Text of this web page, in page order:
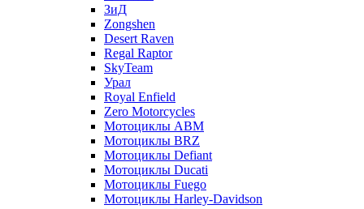
ЗиД
Zongshen
Desert Raven
Regal Raptor
SkyTeam
Урал
Royal Enfield
Zero Motorcycles
Мотоциклы ABM
Мотоциклы BRZ
Мотоциклы Defiant
Мотоциклы Ducati
Мотоциклы Fuego
Мотоциклы Harley-Davidson